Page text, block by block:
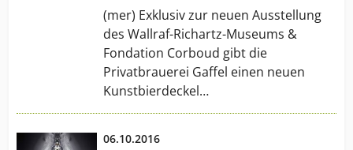
(mer) Exklusiv zur neuen Ausstellung
des Wallraf-Richartz-Museums &
Fondation Corboud gibt die
Privatbrauerei Gaffel einen neuen
Kunstbierdeckel…
06.10.2016